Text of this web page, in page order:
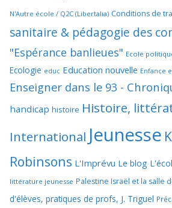
N'Autre école / Q2C (Libertalia) Conditions de
sanitaire & pédagogie des
"Espérance banlieues" Ecole
Ecologie educ Education nouvelle Enfance
Enseigner dans le 93 -
handicap histoire Histoire,
International Jeunesse
Robinsons L'Imprévu Le blog
littérature jeunesse Palestine Israël et la salle
d'élèves, pratiques de profs, J. Triguel